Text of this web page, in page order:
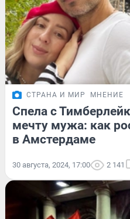
СТРАНА И МИР МНЕНИЕ
Спела с
мечту мужа: как
в Амстердаме
30 августа, 2024, 17:00 2 141